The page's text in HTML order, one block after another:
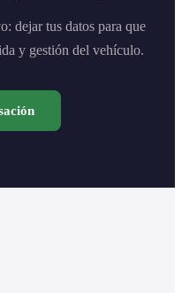
dejar tus datos para que
y gestión del vehículo.